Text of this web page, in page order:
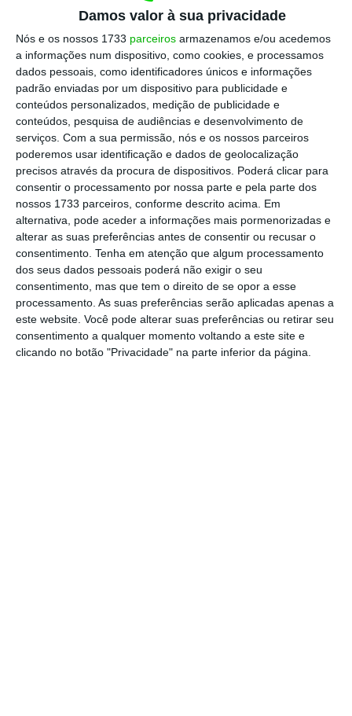
Damos valor à sua privacidade
Nós e os nossos 1733 parceiros armazenamos e/ou acedemos
a informações num dispositivo, como cookies, e processamos
dados pessoais, como identificadores únicos e informações
padrão enviadas por um dispositivo para publicidade e
conteúdos personalizados, medição de publicidade e
conteúdos, pesquisa de audiências e desenvolvimento de
serviços. Com a sua permissão, nós e os nossos parceiros
poderemos usar identificação e dados de geolocalização
precisos através da procura de dispositivos. Poderá clicar para
consentir o processamento por nossa parte e pela parte dos
nossos 1733 parceiros, conforme descrito acima. Em
alternativa, pode aceder a informações mais pormenorizadas e
alterar as suas preferências antes de consentir ou recusar o
consentimento. Tenha em atenção que algum processamento
dos seus dados pessoais poderá não exigir o seu
consentimento, mas que tem o direito de se opor a esse
processamento. As suas preferências serão aplicadas apenas a
este website. Você pode alterar suas preferências ou retirar seu
consentimento a qualquer momento voltando a este site e
clicando no botão "Privacidade" na parte inferior da página.
Em Portugal, a campanha é válida nos cinco
aeroportos nacionais onde a companhia
aérea low cost opera: Lisboa, Porto, Faro,
Funchal e Ponta Delgada. As reservas devem
ser feitas nosite da easyJet.
Os descontos abrangem voos para os cerca
de 140 destinos para onde a easyJet voa. Se
partir de Portugal, a lista é mais curta, com
26 destinos. Os preços dos voos começam nos
11,99 euros, para cidades como Manchester,
Londres ou Bristol.